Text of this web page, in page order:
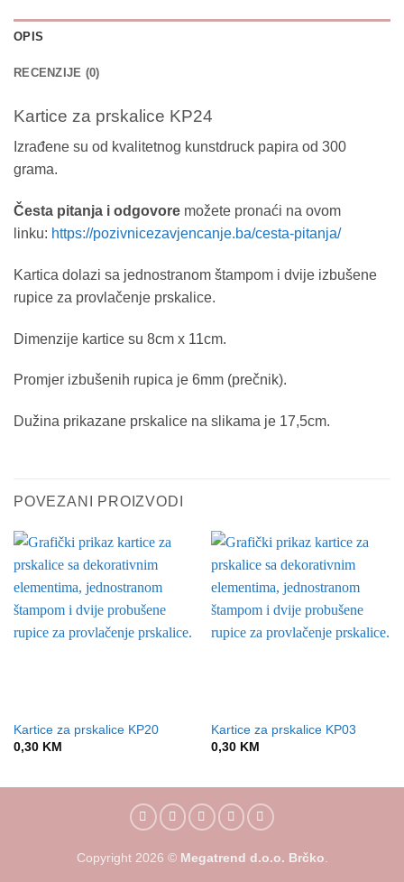
OPIS
RECENZIJE (0)
Kartice za prskalice KP24
Izrađene su od kvalitetnog kunstdruck papira od 300
grama.
Česta pitanja i odgovore možete pronaći na ovom
linku: https://pozivnicezavjencanje.ba/cesta-pitanja/
Kartica dolazi sa jednostranom štampom i dvije izbušene
rupice za provlačenje prskalice.
Dimenzije kartice su 8cm x 11cm.
Promjer izbušenih rupica je 6mm (prečnik).
Dužina prikazane prskalice na slikama je 17,5cm.
POVEZANI PROIZVODI
Kartice za prskalice KP20
0,30 KM
Kartice za prskalice KP03
0,30 KM
Copyright 2026 © Megatrend d.o.o. Brčko